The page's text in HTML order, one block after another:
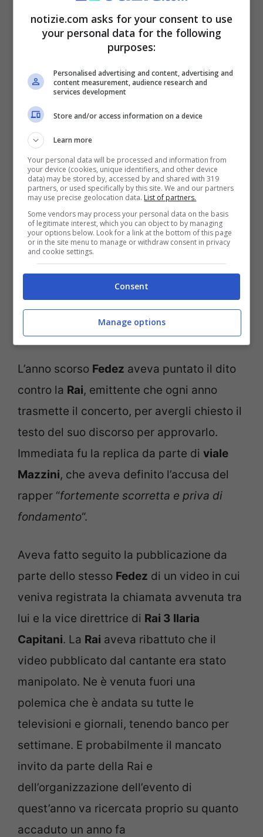
Primo Maggio e
polemicamente l’ha fatto
notare
Il post polemico che Fedez ha fatto su Instagram
L’anno scorso Fedez aveva puntato il dito
contro la Rai, emittente che ogni anno
trasmette il concerto, per avergli chiesto il
testo del suo discorso per approvarlo.
Immediata fu la replica da parte di viale
Mazzini, che aveva definito l’accusa del
rapper “fortemente scorretta e priva di
fondamento“.
Aveva fatto seguito la pubblicazione da
parte dello stesso Fedez di un video in cui
veniva registrata la chiamata avvenuta tra
lui e la vice direttrice di Rai 3 Ilaria
Capitani. La Rai aveva ribattuto che il
video pubblicato dal cantante era stato
manipolato. Ne è venuta fuori una
polemica che è andata su tutte le
televisioni e giornali, tenendo banco per
settimane. E probabilmente il mancato
invito da parte della Rai e
dell’organizzazione dell’evento di
quest’anno va ricercata proprio su quanto
accaduto un anno fa
notizie.com asks for your consent to use
your personal data for the following
purposes:
Personalised advertising and content, advertising and
content measurement, audience research and
services development
Store and/or access information on a device
Learn more
Your personal data will be processed and information from
your device (cookies, unique identifiers, and other device
data) may be stored by, accessed by and shared with 319
partners, or used specifically by this site. We and our partners
may use precise geolocation data. List of partners.
Some vendors may process your personal data on the basis
of legitimate interest, which you can object to by managing
your options below. Look for a link at the bottom of this page
or in the site menu to manage or withdraw consent in privacy
and cookie settings.
Consent
Manage options